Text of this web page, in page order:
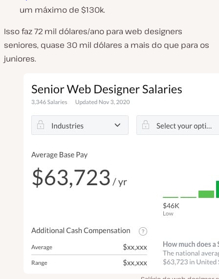
um máximo de $130k.
Isso faz 72 mil dólares/ano para web designers
seniores, quase 30 mil dólares a mais do que para os
juniores.